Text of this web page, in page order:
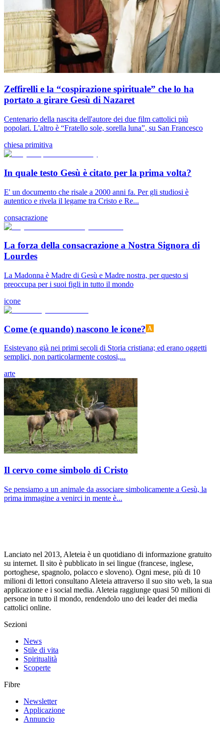
Zeffirelli e la “cospirazione spirituale” che lo ha
portato a girare Gesù di Nazaret
Centenario della nascita dell'autore dei due film cattolici più
popolari. L'altro è “Fratello sole, sorella luna”, su San Francesco
chiesa primitiva
In quale testo Gesù è citato per la prima volta?
E' un documento che risale a 2000 anni fa. Per gli studiosi è
autentico e rivela il legame tra Cristo e Re...
consacrazione
La forza della consacrazione a Nostra Signora di
Lourdes
La Madonna è Madre di Gesù e Madre nostra, per questo si
preoccupa per i suoi figli in tutto il mondo
icone
Come (e quando) nascono le icone?
Esistevano già nei primi secoli di Storia cristiana; ed erano oggetti
semplici, non particolarmente costosi,...
arte
Il cervo come simbolo di Cristo
Se pensiamo a un animale da associare simbolicamente a Gesù, la
prima immagine a venirci in mente è...
Lanciato nel 2013, Aleteia è un quotidiano di informazione gratuito
su internet. Il sito è pubblicato in sei lingue (francese, inglese,
portoghese, spagnolo, polacco e sloveno). Ogni mese, più di 10
milioni di lettori consultano Aleteia attraverso il suo sito web, la sua
applicazione e i social media. Aleteia raggiunge quasi 50 milioni di
persone in tutto il mondo, rendendolo uno dei leader dei media
cattolici online.
Sezioni
News
Stile di vita
Spiritualità
Scoperte
Fibre
Newsletter
Applicazione
Annuncio